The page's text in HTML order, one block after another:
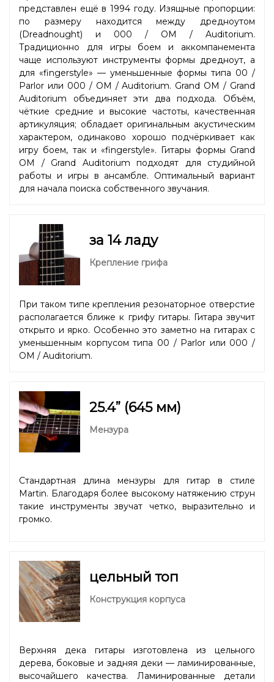
представлен ещё в 1994 году. Изящные пропорции:
по размеру находится между дредноутом
(Dreadnought) и 000 / OM / Auditorium.
Традиционно для игры боем и аккомпанемента
чаще используют инструменты формы дредноут, а
для «fingerstyle» — уменьшенные формы типа 00 /
Parlor или 000 / OM / Auditorium. Grand OM / Grand
Auditorium объединяет эти два подхода. Объём,
чёткие средние и высокие частоты, качественная
артикуляция; обладает оригинальным акустическим
характером, одинаково хорошо подчёркивает как
игру боем, так и «fingerstyle». Гитары формы Grand
OM / Grand Auditorium подходят для студийной
работы и игры в ансамбле. Оптимальный вариант
для начала поиска собственного звучания.
за 14 ладу
Крепление грифа
При таком типе крепления резонаторное отверстие
располагается ближе к грифу гитары. Гитара звучит
открыто и ярко. Особенно это заметно на гитарах с
уменьшенным корпусом типа 00 / Parlor или 000 /
OM / Auditorium.
25.4” (645 мм)
Мензура
Стандартная длина мензуры для гитар в стиле
Martin. Благодаря более высокому натяжению струн
такие инструменты звучат четко, выразительно и
громко.
цельный топ
Конструкция корпуса
Верхняя дека гитары изготовлена из цельного
дерева, боковые и задняя деки — ламинированные,
высочайшего качества. Ламинированные детали